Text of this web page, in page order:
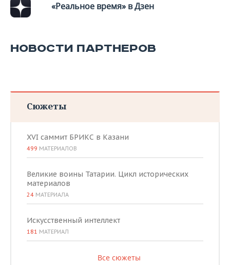
«Реальное время» в Дзен
НОВОСТИ ПАРТНЕРОВ
Сюжеты
XVI саммит БРИКС в Казани
499 МАТЕРИАЛОВ
Великие воины Татарии. Цикл исторических
материалов
24 МАТЕРИАЛА
Искусственный интеллект
181 МАТЕРИАЛ
Все сюжеты